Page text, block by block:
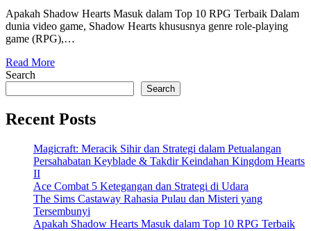
Apakah Shadow Hearts Masuk dalam Top 10 RPG Terbaik Dalam
dunia video game, Shadow Hearts khususnya genre role-playing
game (RPG),…
Read More
Search
Search
Recent Posts
Magicraft: Meracik Sihir dan Strategi dalam Petualangan
Persahabatan Keyblade & Takdir Keindahan Kingdom Hearts
II
Ace Combat 5 Ketegangan dan Strategi di Udara
The Sims Castaway Rahasia Pulau dan Misteri yang
Tersembunyi
Apakah Shadow Hearts Masuk dalam Top 10 RPG Terbaik